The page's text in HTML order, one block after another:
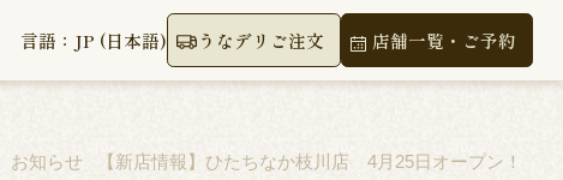
言語：JP (日本語) うなデリご注文 店舗一覧・ご予約
お知らせ 【新店情報】ひたちなか枝川店 4月25日オープン！